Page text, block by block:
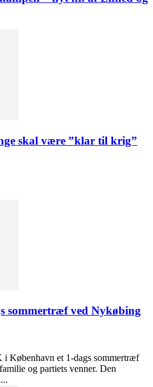
skal være ”klar til krig”
sommertræf ved Nykøbing
i København et 1-dags sommertræf
og partiets venner. Den